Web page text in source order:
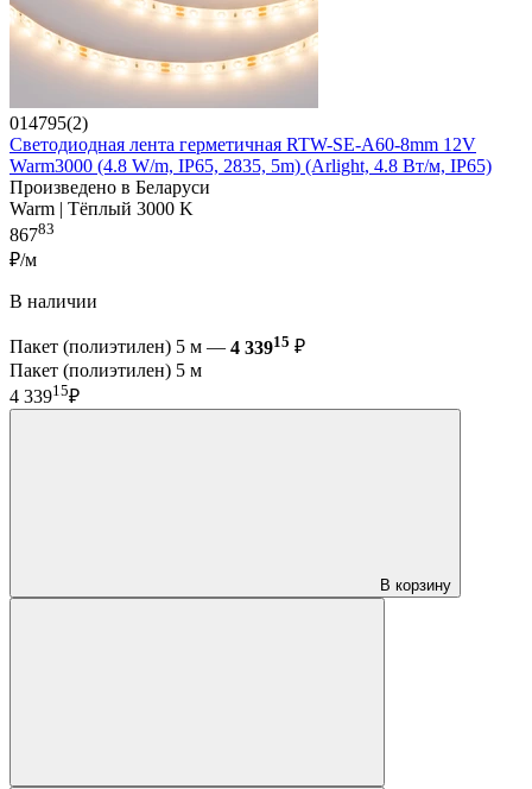
014795(2)
Светодиодная лента герметичная RTW-SE-A60-8mm 12V
Warm3000 (4.8 W/m, IP65, 2835, 5m) (Arlight, 4.8 Вт/м, IP65)
Произведено в Беларуси
Warm | Тёплый 3000 K
86783
₽/м
В наличии
Пакет (полиэтилен) 5 м — 4 33915 ₽
Пакет (полиэтилен) 5 м
4 33915₽
В корзину